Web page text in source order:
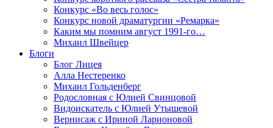
Конкурс «Во весь голос»
Конкурс новой драматургии «Ремарка»
Каким мы помним август 1991-го…
Михаил Швейцер
Блоги
Блог Лицея
Алла Нестеренко
Михаил Гольденберг
Родословная с Юлией Свинцовой
Видоискатель с Юлией Утышевой
Вернисаж с Ириной Ларионовой